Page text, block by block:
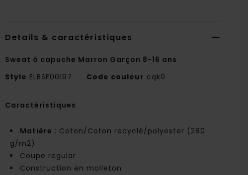
Details & caractéristiques
Sweat à capuche Marron Garçon 8-16 ans
Style ELBSF00197 Code couleur cqk0
Caractéristiques
Matière : Coton/Coton recyclé/polyester (280
g/m2)
Coupe regular
Construction en molleton